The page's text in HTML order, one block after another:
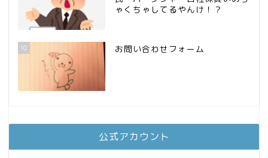
ゃくちゃしてるやんけ！？
10 お問い合わせフォーム
公式アカウント